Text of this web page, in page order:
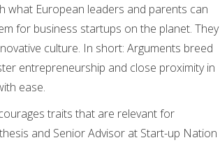
what European leaders and parents can
for business startups on the planet. They
culture. In short: Arguments breed
entrepreneurship and close proximity in
ease.
traits that are relevant for
and Senior Advisor at Start-up Nation